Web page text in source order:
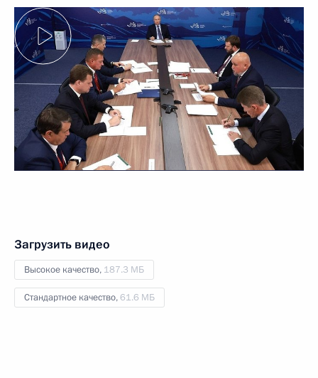
Загрузить видео
Высокое качество, 187.3 МБ
Стандартное качество,61.6 МБ